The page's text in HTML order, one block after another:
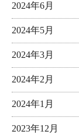
2024年6月
2024年5月
2024年3月
2024年2月
2024年1月
2023年12月